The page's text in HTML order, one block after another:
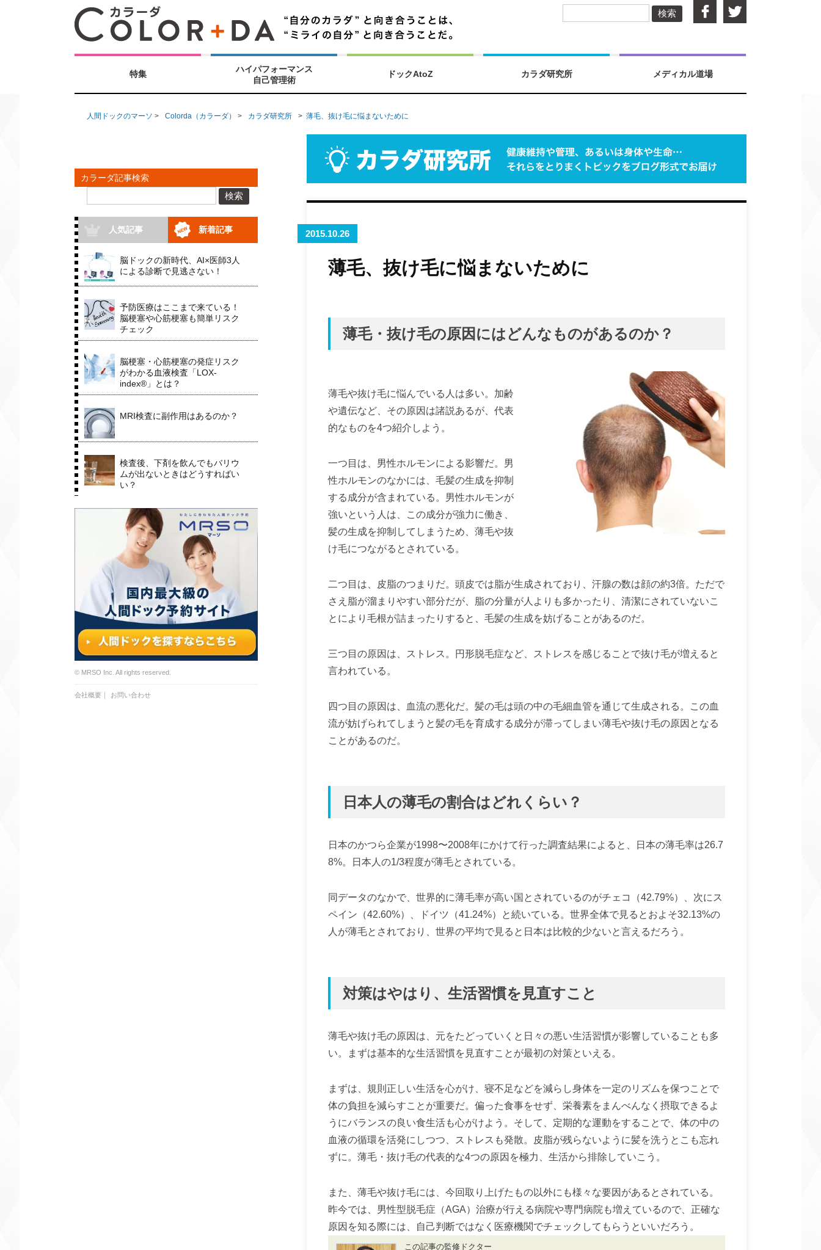
検索
特集
ハイパフォーマンス
自己管理術
ドックAtoZ カラダ研究所 メディカル道場
人間ドックのマーソ > Colorda（カラーダ） > カラダ研究所 > 薄毛、抜け毛に悩まないために
2015.10.26
薄毛、抜け毛に悩まないために
薄毛・抜け毛の原因にはどんなものがあるのか？
薄毛や抜け毛に悩んでいる人は多い。加齢
や遺伝など、その原因は諸説あるが、代表
的なものを4つ紹介しよう。
一つ目は、男性ホルモンによる影響だ。男
性ホルモンのなかには、毛髪の生成を抑制
する成分が含まれている。男性ホルモンが
強いという人は、この成分が強力に働き、
髪の生成を抑制してしまうため、薄毛や抜
け毛につながるとされている。
二つ目は、皮脂のつまりだ。頭皮では脂が生成されており、汗腺の数は顔の約3倍。ただで
さえ脂が溜まりやすい部分だが、脂の分量が人よりも多かったり、清潔にされていないこ
とにより毛根が詰まったりすると、毛髪の生成を妨げることがあるのだ。
三つ目の原因は、ストレス。円形脱毛症など、ストレスを感じることで抜け毛が増えると
言われている。
四つ目の原因は、血流の悪化だ。髪の毛は頭の中の毛細血管を通じて生成される。この血
流が妨げられてしまうと髪の毛を育成する成分が滞ってしまい薄毛や抜け毛の原因となる
ことがあるのだ。
日本人の薄毛の割合はどれくらい？
日本のかつら企業が1998〜2008年にかけて行った調査結果によると、日本の薄毛率は26.7
8%。日本人の1/3程度が薄毛とされている。
同データのなかで、世界的に薄毛率が高い国とされているのがチェコ（42.79%）、次にス
ペイン（42.60%）、ドイツ（41.24%）と続いている。世界全体で見るとおよそ32.13%の
人が薄毛とされており、世界の平均で見ると日本は比較的少ないと言えるだろう。
対策はやはり、生活習慣を見直すこと
薄毛や抜け毛の原因は、元をたどっていくと日々の悪い生活習慣が影響していることも多
い。まずは基本的な生活習慣を見直すことが最初の対策といえる。
まずは、規則正しい生活を心がけ、寝不足などを減らし身体を一定のリズムを保つことで
体の負担を減らすことが重要だ。偏った食事をせず、栄養素をまんべんなく摂取できるよ
うにバランスの良い食生活も心がけよう。そして、定期的な運動をすることで、体の中の
血液の循環を活発にしつつ、ストレスも発散。皮脂が残らないように髪を洗うとこも忘れ
ずに。薄毛・抜け毛の代表的な4つの原因を極力、生活から排除していこう。
また、薄毛や抜け毛には、今回取り上げたもの以外にも様々な要因があるとされている。
昨今では、男性型脱毛症（AGA）治療が行える病院や専門病院も増えているので、正確な
原因を知る際には、自己判断ではなく医療機関でチェックしてもらうといいだろう。
この記事の監修ドクター
カラーダ記事検索
検索
人気記事 新着記事
脳ドックの新時代、AI×医師3人
による診断で見逃さない！
予防医療はここまで来ている！
脳梗塞や心筋梗塞も簡単リスク
チェック
脳梗塞・心筋梗塞の発症リスク
がわかる血液検査「LOX-
index®」とは？
MRI検査に副作用はあるのか？
検査後、下剤を飲んでもバリウ
ムが出ないときはどうすればい
い？
© MRSO Inc. All rights reserved.
会社概要 ｜ お問い合わせ